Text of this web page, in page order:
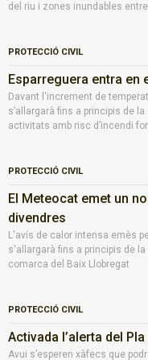
del riu i zones inundables
PROTECCIÓ CIVIL
Esparreguera entra en
Davant l'increment de
s’allargarà fins a principis de
activitats amb risc d’incendi
PROTECCIÓ CIVIL
El Meteocat emet un
divendres
L'avís de calor intensa emès
s'allargarà fins a principis de
comarca del Baix Llobregat
PROTECCIÓ CIVIL
Activada l’alerta del
Avui s’esperen xàfecs que